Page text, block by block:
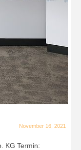
November 16, 2021
KG Termin: